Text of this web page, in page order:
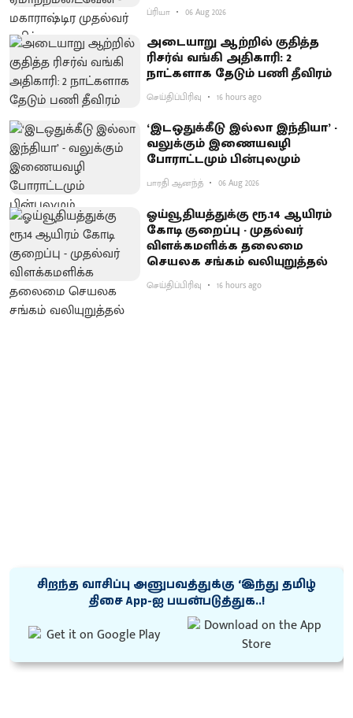
ப்ரியா 06 Aug 2026
அடையாறு ஆற்றில் குதித்த
ரிசர்வ் வங்கி அதிகாரி: 2
நாட்களாக தேடும் பணி தீவிரம்
செய்திப்பிரிவு 16 hours ago
‘இடஒதுக்கீடு இல்லா இந்தியா’ -
வலுக்கும் இணையவழி
போராட்டமும் பின்புலமும்
பாரதி ஆனந்த் 06 Aug 2026
ஓய்வூதியத்துக்கு ரூ.14 ஆயிரம்
கோடி குறைப்பு - முதல்வர்
விளக்கமளிக்க தலைமை
செயலக சங்கம் வலியுறுத்தல்
செய்திப்பிரிவு 16 hours ago
சிறந்த வாசிப்பு அனுபவத்துக்கு ‘இந்து தமிழ்
திசை App-ஐ பயன்படுத்துக..!